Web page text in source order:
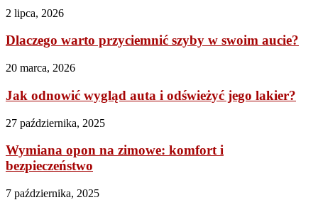
2 lipca, 2026
Dlaczego warto przyciemnić szyby w swoim aucie?
20 marca, 2026
Jak odnowić wygląd auta i odświeżyć jego lakier?
27 października, 2025
Wymiana opon na zimowe: komfort i
bezpieczeństwo
7 października, 2025